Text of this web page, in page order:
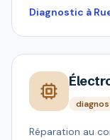
Diagnostic à
Réparation au